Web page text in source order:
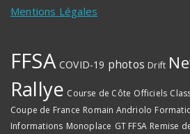
Mentions Légales
FFSA COVID-19 photos Drift
Rallye Course de Côte Officiels
Coupe de France Romain Andriolo
Informations Monoplace GT FFSA Remise